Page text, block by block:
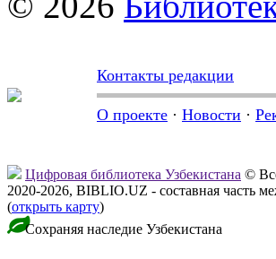
Контакты редакции
О проекте · Новости ·
Цифровая библиотека Узбекистана ©
2020-2026, BIBLIO.UZ - составная часть
(открыть карту)
Сохраняя наследие Узбекистана